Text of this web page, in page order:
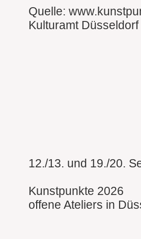
Quelle:
Kulturamt Düsseldorf
12./13. und 19./20.
Kunstpunkte 2026
offene Ateliers in